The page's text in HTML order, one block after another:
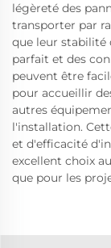
légèreté des
transporter par
que leur stabilité
parfait et des
peuvent être
pour accueillir
autres
l'installation.
et d'efficacité
excellent choix
que pour les